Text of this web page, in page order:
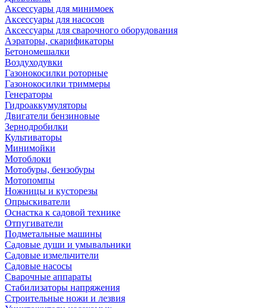
Аксессуары для минимоек
Аксессуары для насосов
Аксессуары для сварочного оборудования
Аэраторы, скарификаторы
Бетономешалки
Воздуходувки
Газонокосилки роторные
Газонокосилки триммеры
Генераторы
Гидроаккумуляторы
Двигатели бензиновые
Зернодробилки
Культиваторы
Минимойки
Мотоблоки
Мотобуры, бензобуры
Мотопомпы
Ножницы и кусторезы
Опрыскиватели
Оснастка к садовой технике
Отпугиватели
Подметальные машины
Садовые души и умывальники
Садовые измельчители
Садовые насосы
Сварочные аппараты
Стабилизаторы напряжения
Строительные ножи и лезвия